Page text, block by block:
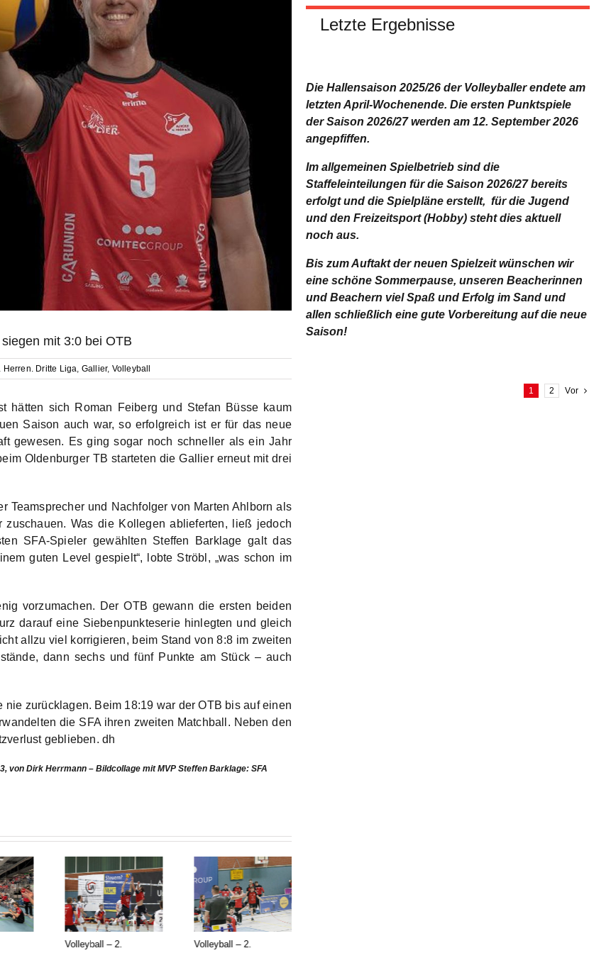
mit 3:0 bei OTB
Herren. Dritte Liga, Gallier, Volleyball
hätten sich Roman Feiberg und Stefan Büsse kaum
Saison auch war, so erfolgreich ist er für das neue
gewesen. Es ging sogar noch schneller als ein Jahr
Oldenburger TB starteten die Gallier erneut mit drei
Teamsprecher und Nachfolger von Marten Ahlborn als
Was die Kollegen ablieferten, ließ jedoch
SFA-Spieler gewählten Steffen Barklage galt das
guten Level gespielt“, lobte Ströbl, „was schon im
vorzumachen. Der OTB gewann die ersten beiden
darauf eine Siebenpunkteserie hinlegten und gleich
allzu viel korrigieren, beim Stand von 8:8 im zweiten
dann sechs und fünf Punkte am Stück – auch
zurücklagen. Beim 18:19 war der OTB bis auf einen
die SFA ihren zweiten Matchball. Neben den
geblieben. dh
von Dirk Herrmann – Bildcollage mit MVP Steffen Barklage: SFA
Volleyball – 2.
Volleyball – 2.
Letzte Ergebnisse
Die Hallensaison 2025/26 der Volleyballer endete am
letzten April-Wochenende. Die ersten Punktspiele
der Saison 2026/27 werden am 12. September 2026
angepfiffen.
Im allgemeinen Spielbetrieb sind die
Staffeleinteilungen für die Saison 2026/27 bereits
erfolgt und die Spielpläne erstellt, für die Jugend
und den Freizeitsport (Hobby) steht dies aktuell
noch aus.
Bis zum Auftakt der neuen Spielzeit wünschen wir
eine schöne Sommerpause, unseren Beacherinnen
und Beachern viel Spaß und Erfolg im Sand und
allen schließlich eine gute Vorbereitung auf die neue
Saison!
1 2 Vor